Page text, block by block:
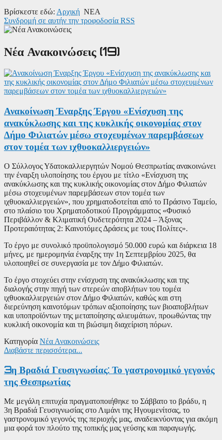
Βρίσκεστε εδώ: Αρχική ΝΕΑ
Συνδρομή σε αυτήν την τροφοδοσία RSS
Νέα Ανακοινώσεις (19)
Ανακοίνωση Έναρξης Έργου «Ενίσχυση της
ανακύκλωσης και της κυκλικής οικονομίας στον
Δήμο Φιλιατών μέσω στοχευμένων παρεμβάσεων
στον τομέα των ιχθυοκαλλιεργειών»
Ο Σύλλογος Υδατοκαλλιεργητών Νομού Θεσπρωτίας ανακοινώνει
την έναρξη υλοποίησης του έργου με τίτλο «Ενίσχυση της
ανακύκλωσης και της κυκλικής οικονομίας στον Δήμο Φιλιατών
μέσω στοχευμένων παρεμβάσεων στον τομέα των
ιχθυοκαλλιεργειών», που χρηματοδοτείται από το Πράσινο Ταμείο,
στο πλαίσιο του Χρηματοδοτικού Προγράμματος «Φυσικό
Περιβάλλον & Κλιματική Ουδετερότητα 2024 – Άξονας
Προτεραιότητας 2: Καινοτόμες Δράσεις με τους Πολίτες».
Το έργο με συνολικό προϋπολογισμό 50.000 ευρώ και διάρκεια 18
μήνες, με ημερομηνία έναρξης την 1η Σεπτεμβρίου 2025, θα
υλοποιηθεί σε συνεργασία με τον Δήμο Φιλιατών.
Το έργο στοχεύει στην ενίσχυση της ανακύκλωσης και της
διαλογής στην πηγή των στερεών αποβλήτων του τομέα
ιχθυοκαλλιεργειών στον Δήμο Φιλιατών, καθώς και στη
διερεύνηση καινοτόμων τρόπων αξιοποίησης των βιοαποβλήτων
και υποπροϊόντων της μεταποίησης αλιευμάτων, προωθώντας την
κυκλική οικονομία και τη βιώσιμη διαχείριση πόρων.
Κατηγορία Νέα Ανακοινώσεις
Διαβάστε περισσότερα...
3η Βραδιά Γευσιγνωσίας: Το γαστρονομικό γεγονός
της Θεσπρωτίας
Με μεγάλη επιτυχία πραγματοποιήθηκε το Σάββατο το βράδυ, η
3η Βραδιά Γευσιγνωσίας στο Λιμάνι της Ηγουμενίτσας, το
γαστρονομικό γεγονός της περιοχής μας, αναδεικνύοντας για ακόμη
μια φορά τον πλούτο της τοπικής μας γεύσης και παραγωγής.